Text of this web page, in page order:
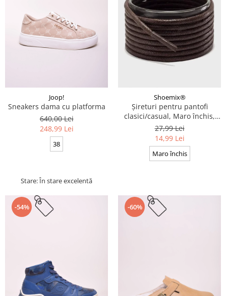
Joop!
Sneakers dama cu platforma
640,00 Lei
248,99 Lei
38
Stare: În stare excelentă
Shoemix®
Șireturi pentru pantofi
clasici/casual, Maro închis,
Cerate, Calitate premium, 110
cm x 0.3 cm
27,99 Lei
14,99 Lei
Maro închis
-54% -60%